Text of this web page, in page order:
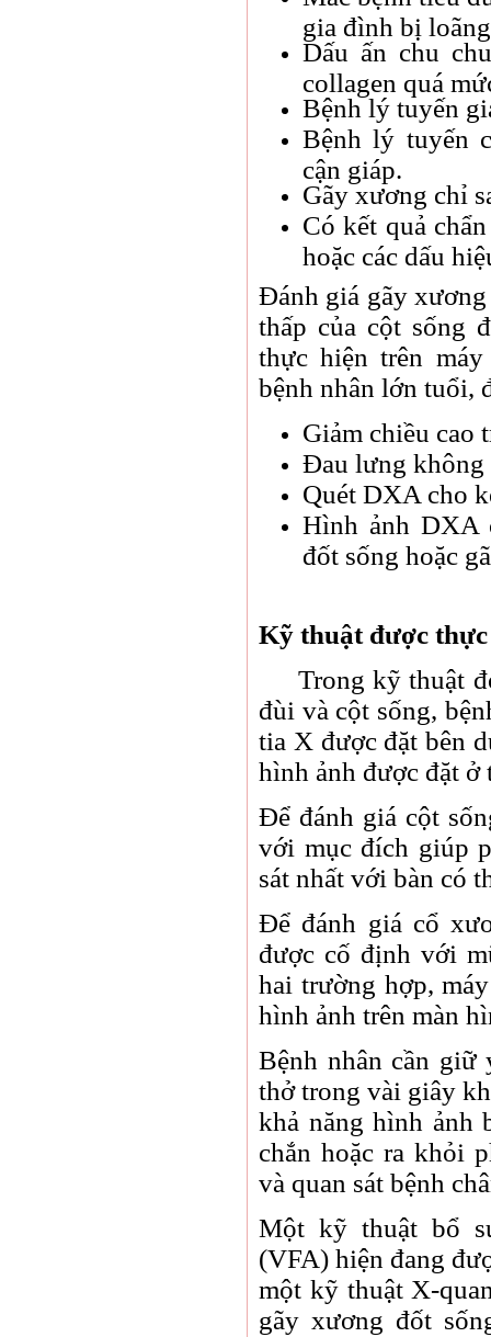
gia đình bị
Dấu ấn chu
collagen quá
Bệnh lý tuyến
Bệnh lý tuyến
cận giáp.
Gãy xương chỉ
Có kết quả
hoặc các dấu
Đánh giá gãy
thấp của cột sống
thực hiện trên
bệnh nhân lớn tuổi,
Giảm chiều cao
Đau lưng không
Quét DXA cho
Hình ảnh DXA
đốt sống hoặc
Kỹ thuật được
Trong kỹ thuật
đùi và cột sống,
tia X được đặt bên
hình ảnh được đặt ở
Để đánh giá cột
với mục đích giúp
sát nhất với bàn có
Để đánh giá cổ
được cố định với
hai trường hợp,
hình ảnh trên màn
Bệnh nhân cần giữ
thở trong vài giây
khả năng hình ảnh
chắn hoặc ra khỏi
và quan sát bệnh
Một kỹ thuật bổ
(VFA) hiện đang
một kỹ thuật X-
gãy xương đốt